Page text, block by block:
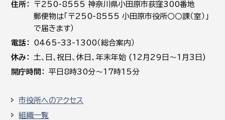
住所
〒250-8555 神奈川県小田原市荻窪300番地
郵便物は「〒250-8555 小田原市役所○○課（室）」
で届きます）
電話
0465-33-1300（総合案内）
休み
土､日､祝日、休日、年末年始 (12月29日～1月3日)
開庁時間
平日8時30分～17時15分
市役所へのアクセス
組織一覧